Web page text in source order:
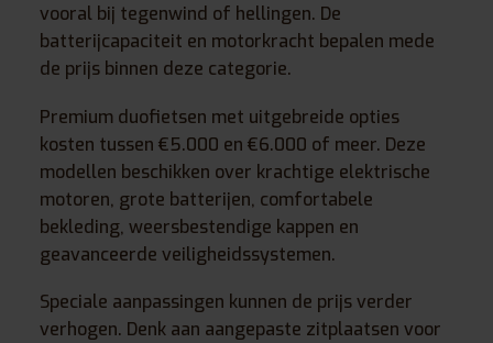
vooral bij tegenwind of hellingen. De
batterijcapaciteit en motorkracht bepalen mede
de prijs binnen deze categorie.
Premium duofietsen met uitgebreide opties
kosten tussen €5.000 en €6.000 of meer. Deze
modellen beschikken over krachtige elektrische
motoren, grote batterijen, comfortabele
bekleding, weersbestendige kappen en
geavanceerde veiligheidssystemen.
Speciale aanpassingen kunnen de prijs verder
verhogen. Denk aan aangepaste zitplaatsen voor